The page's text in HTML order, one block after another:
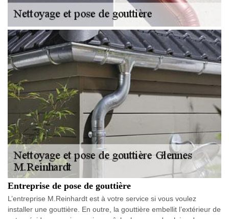
Entreprise de pose de gouttière
L’entreprise M.Reinhardt est à votre service si vous voulez
installer une gouttière. En outre, la gouttière embellit l’extérieur de